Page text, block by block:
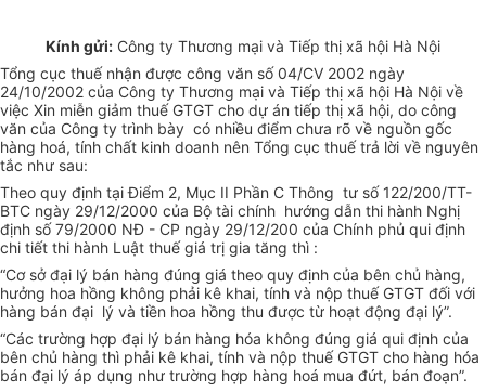
Kính gửi: Công ty Thương mại và Tiếp thị xã hội Hà Nội
Tổng cục thuế nhận được công văn số 04/CV 2002 ngày
24/10/2002 của Công ty Thương mại và Tiếp thị xã hội Hà Nội về
việc Xin miễn giảm thuế GTGT cho dự án tiếp thị xã hội, do công
văn của Công ty trình bày có nhiều điểm chưa rõ về nguồn gốc
hàng hoá, tính chất kinh doanh nên Tổng cục thuế trả lời về nguyên
tắc như sau:
Theo quy định tại Điểm 2, Mục II Phần C Thông tư số 122/200/TT-
BTC ngày 29/12/2000 của Bộ tài chính hướng dẫn thi hành Nghị
định số 79/2000 NĐ - CP ngày 29/12/200 của Chính phủ qui định
chi tiết thi hành Luật thuế giá trị gia tăng thì :
“Cơ sở đại lý bán hàng đúng giá theo quy định của bên chủ hàng,
hưởng hoa hồng không phải kê khai, tính và nộp thuế GTGT đối với
hàng bán đại lý và tiền hoa hồng thu được từ hoạt động đại lý”.
“Các trường hợp đại lý bán hàng hóa không đúng giá qui định của
bên chủ hàng thì phải kê khai, tính và nộp thuế GTGT cho hàng hóa
bán đại lý áp dụng như trường hợp hàng hoá mua đứt, bán đoạn”.